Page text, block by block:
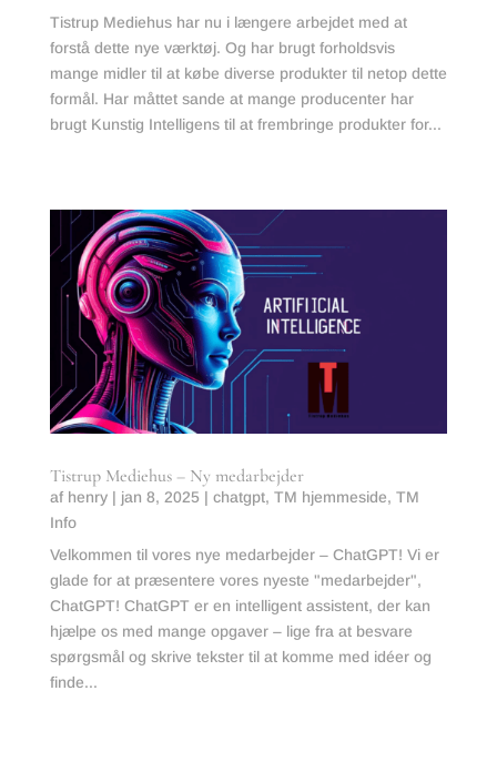
Tistrup Mediehus har nu i længere arbejdet med at
forstå dette nye værktøj. Og har brugt forholdsvis
mange midler til at købe diverse produkter til netop dette
formål. Har måttet sande at mange producenter har
brugt Kunstig Intelligens til at frembringe produkter for...
Tistrup Mediehus – Ny medarbejder
af henry| jan 8, 2025 | chatgpt, TM hjemmeside, TM
Info
Velkommen til vores nye medarbejder – ChatGPT! Vi er
glade for at præsentere vores nyeste "medarbejder",
ChatGPT! ChatGPT er en intelligent assistent, der kan
hjælpe os med mange opgaver – lige fra at besvare
spørgsmål og skrive tekster til at komme med idéer og
finde...